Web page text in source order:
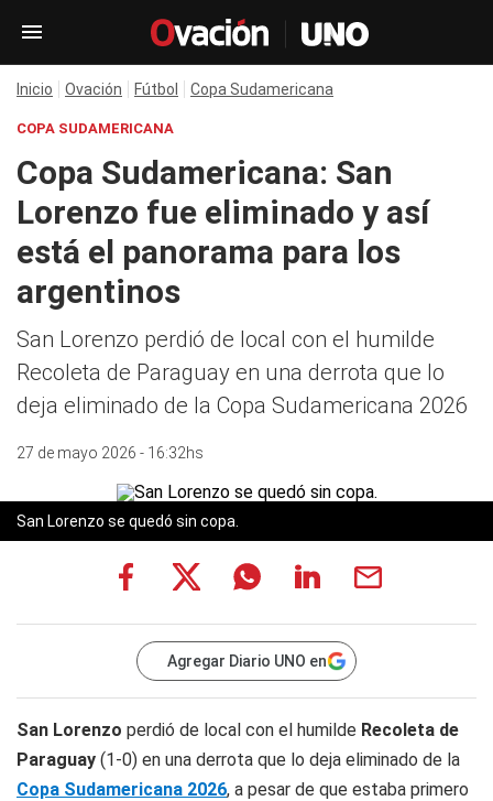
Inicio Ovación Fútbol Copa Sudamericana
COPA SUDAMERICANA
Copa Sudamericana: San
Lorenzo fue eliminado y así
está el panorama para los
argentinos
San Lorenzo perdió de local con el humilde
Recoleta de Paraguay en una derrota que lo
deja eliminado de la Copa Sudamericana 2026
27 de mayo 2026 - 16:32hs
San Lorenzo se quedó sin copa.
Agregar Diario UNO en
San Lorenzo perdió de local con el humilde Recoleta de
Paraguay (1-0) en una derrota que lo deja eliminado de la
Copa Sudamericana 2026, a pesar de que estaba primero